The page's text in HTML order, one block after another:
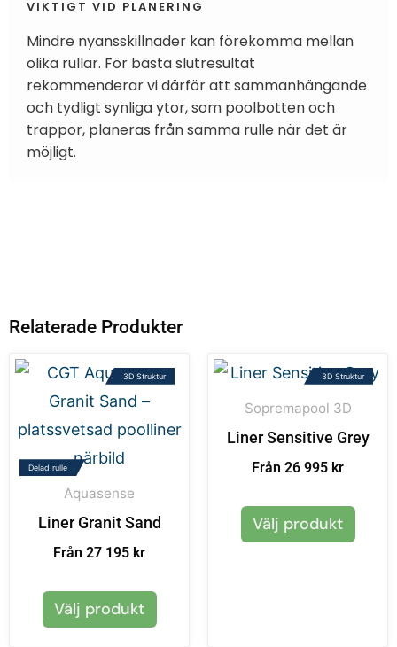
VIKTIGT VID PLANERING
Mindre nyansskillnader kan förekomma mellan
olika rullar. För bästa slutresultat
rekommenderar vi därför att sammanhängande
och tydligt synliga ytor, som poolbotten och
trappor, planeras från samma rulle när det är
möjligt.
Relaterade Produkter
3D Struktur
Delad rulle
Aquasense
Liner Granit Sand
Från 27 195 kr
Välj produkt
3D Struktur
Sopremapool 3D
Liner Sensitive Grey
Från 26 995 kr
Välj produkt